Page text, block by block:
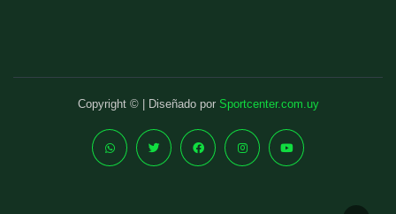
Copyright © | Diseñado por Sportcenter.com.uy